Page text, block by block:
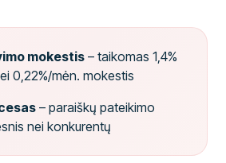
mokestis – taikomas 1,4%
0,22%/mėn. mokestis
– paraiškų pateikimo
nei konkurentų